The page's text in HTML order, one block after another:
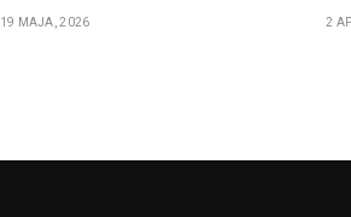
19 MAJA, 2026 2